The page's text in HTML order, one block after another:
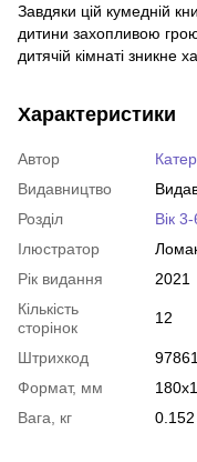
Завдяки цій кумедній
дитини захопливою
дитячій кімнаті зникне
Характеристики
Автор
Видавництво
Розділ
Вік 3-
Ілюстратор
Рік видання
2021
Кількість
сторінок
12
Штрихкод
Формат, мм
Вага, кг
0.152